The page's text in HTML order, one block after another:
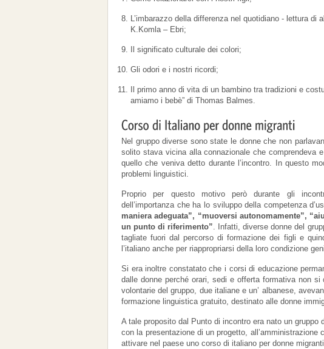
L’imbarazzo della differenza nel quotidiano - lettura di
K.Komla – Ebri;
Il significato culturale dei colori;
Gli odori e i nostri ricordi;
Il primo anno di vita di un bambino tra tradizioni e
amiamo i bebè” di Thomas Balmes.
Nel gruppo diverse sono state le donne che non
solito stava vicina alla connazionale che comprendeva
quello che veniva detto durante l’incontro. In questo
problemi linguistici.
Proprio per questo motivo però durante gli
dell’importanza che ha lo sviluppo della competenza
maniera adeguata”, “muoversi autonomamente”,
un punto di riferimento”. Infatti, diverse donne del
tagliate fuori dal percorso di formazione dei figli e
l’italiano anche per riappropriarsi della loro condizione
Si era inoltre constatato che i corsi di educazione
dalle donne perché orari, sedi e offerta formativa non
volontarie del gruppo, due italiane e un’ albanese,
formazione linguistica gratuito, destinato alle donne
A tale proposito dal Punto di incontro era nato un gruppo
con la presentazione di un progetto,
attivare nel paese uno corso di italiano per donne